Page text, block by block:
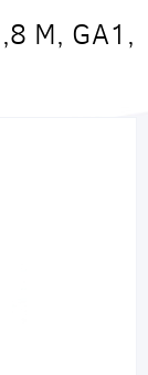
М, GA1,